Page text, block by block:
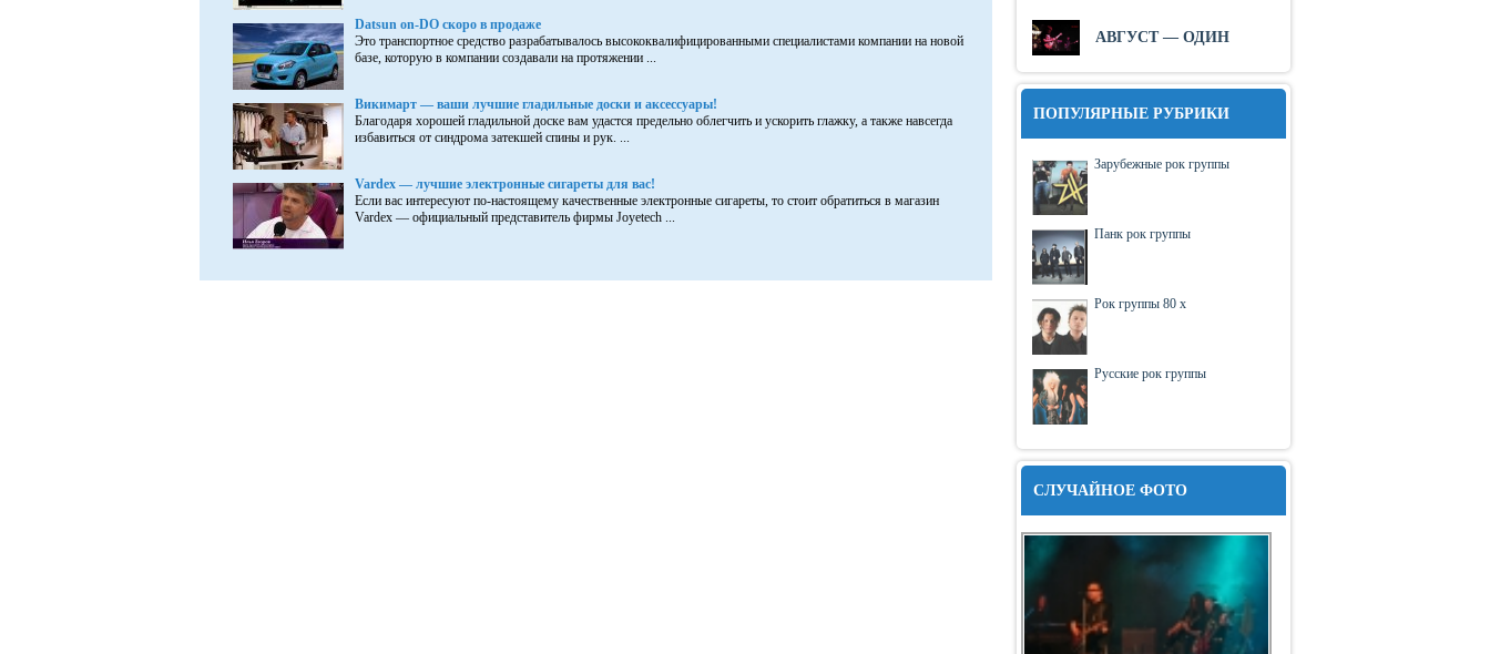
Datsun on-DO скоро в продаже
Это транспортное средство разрабатывалось высококвалифицированными специалистами компании на новой
базе, которую в компании создавали на протяжении ...
Викимарт — ваши лучшие гладильные доски и аксессуары!
Благодаря хорошей гладильной доске вам удастся предельно облегчить и ускорить глажку, а также навсегда
избавиться от синдрома затекшей спины и рук. ...
Vardex — лучшие электронные сигареты для вас!
Если вас интересуют по-настоящему качественные электронные сигареты, то стоит обратиться в магазин
Vardex — официальный представитель фирмы Joyetech ...
АВГУСТ — ОДИН
ПОПУЛЯРНЫЕ РУБРИКИ
Зарубежные рок группы
Панк рок группы
Рок группы 80 х
Русские рок группы
СЛУЧАЙНОЕ ФОТО